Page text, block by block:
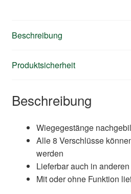
Beschreibung
Produktsicherheit
Beschreibung
Wiegegestänge
Alle 8 Verschlüsse
werden
Lieferbar auch in
Mit oder ohne Funktion